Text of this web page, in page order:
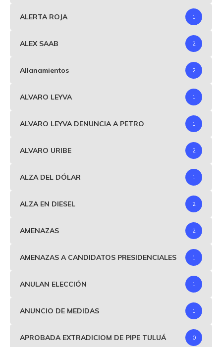
ALERTA ROJA 1
ALEX SAAB 2
Allanamientos 2
ALVARO LEYVA 1
ALVARO LEYVA DENUNCIA A PETRO 1
ALVARO URIBE 2
ALZA DEL DÓLAR 1
ALZA EN DIESEL 2
AMENAZAS 2
AMENAZAS A CANDIDATOS PRESIDENCIALES 1
ANULAN ELECCIÓN 1
ANUNCIO DE MEDIDAS 1
APROBADA EXTRADICIOM DE PIPE TULUÁ 0